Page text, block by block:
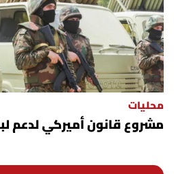
محليات
مشروع قانون أميركي لدعم